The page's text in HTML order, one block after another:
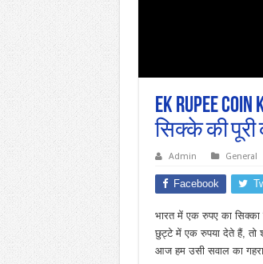
Ek Rupee
सिक्के की पूरी
Admin General
Facebook
भारत में एक रुपए का सिक्का
छुट्टे में एक रुपया देते हैं, तो
आज हम उसी सवाल का